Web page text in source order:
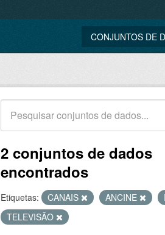
CONJUNTOS DE
2 conjuntos de dados
encontrados
Etiquetas: CANAIS ANCINE
TELEVISÃO